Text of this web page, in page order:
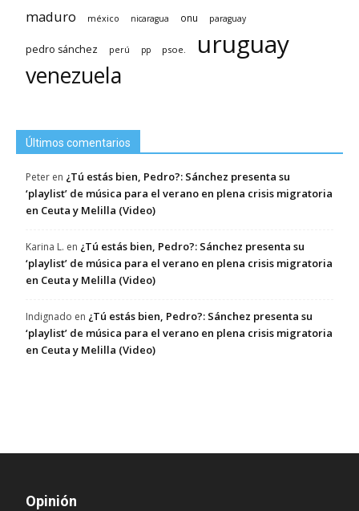
maduro méxico nicaragua onu paraguay
pedro sánchez perú pp psoe. uruguay
venezuela
Últimos comentarios
Peter en ¿Tú estás bien, Pedro?: Sánchez presenta su
‘playlist’ de música para el verano en plena crisis migratoria
en Ceuta y Melilla (Video)
Karina L. en ¿Tú estás bien, Pedro?: Sánchez presenta su
‘playlist’ de música para el verano en plena crisis migratoria
en Ceuta y Melilla (Video)
Indignado en ¿Tú estás bien, Pedro?: Sánchez presenta su
‘playlist’ de música para el verano en plena crisis migratoria
en Ceuta y Melilla (Video)
Opinión